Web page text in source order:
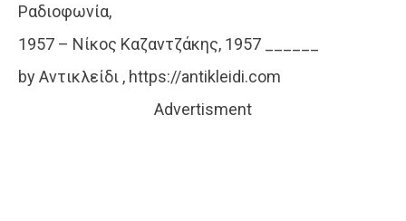
Ραδιοφωνία,
1957 – Νίκος Καζαντζάκης, 1957 ______
by Αντικλείδι , https://antikleidi.com
Advertisment